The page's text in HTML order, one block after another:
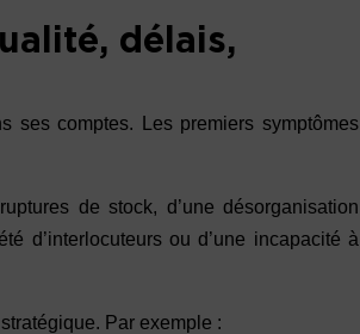
délais,
ses comptes. Les premiers symptômes
de stock, d’une désorganisation
d’interlocuteurs ou d’une incapacité à
Par exemple :